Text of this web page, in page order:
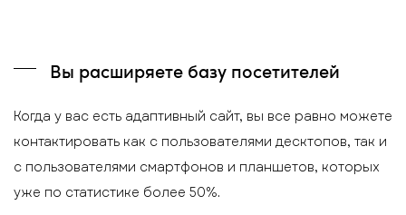
Вы расширяете базу посетителей
Когда у вас есть адаптивный сайт, вы все равно можете
контактировать как с пользователями десктопов, так и
с пользователями смартфонов и планшетов, которых
уже по статистике более 50%.